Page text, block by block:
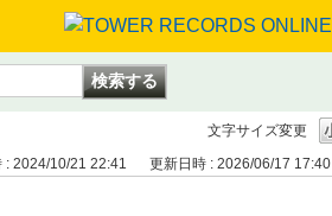
文字サイズ変更
: 2024/10/21 22:41 更新日時 : 2026/06/17 17:40